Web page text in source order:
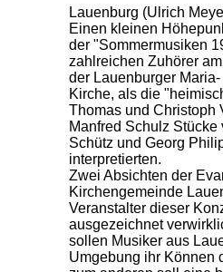
Lauenburg (Ulrich
Einen kleinen
der "Sommermusiken
zahlreichen Zuhörer
der Lauenburger
Kirche, als die
Thomas und Christoph
Manfred Schulz Stücke
Schütz und Georg
interpretierten.
Zwei Absichten der
Kirchengemeinde
Veranstalter dieser
ausgezeichnet
sollen Musiker aus
Umgebung ihr Können